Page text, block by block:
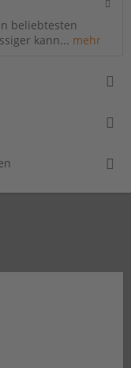
beliebtesten
kann... mehr